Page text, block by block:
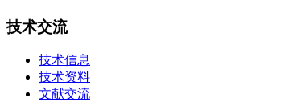
技术交流
技术信息
技术资料
文献交流